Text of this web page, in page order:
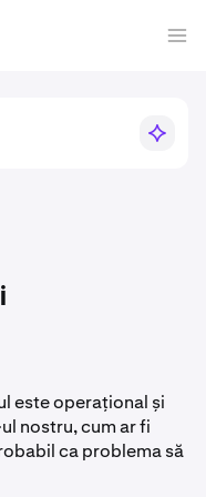
este operațional și
nostru, cum ar fi
ca problema să